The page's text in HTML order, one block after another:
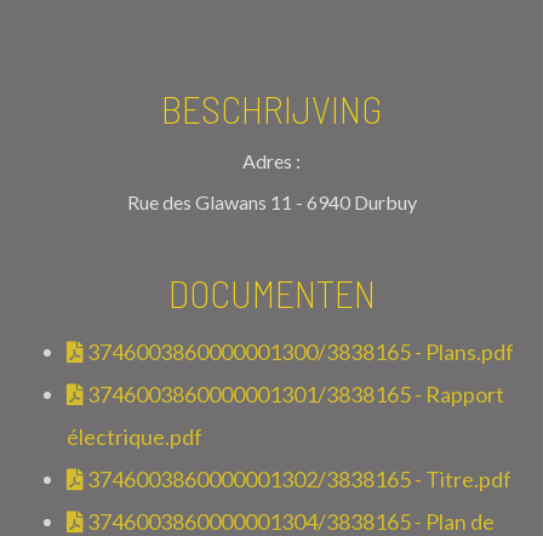
BESCHRIJVING
Adres :
Rue des Glawans 11 - 6940 Durbuy
DOCUMENTEN
3746003860000001300/3838165 - Plans.pdf
3746003860000001301/3838165 - Rapport
électrique.pdf
3746003860000001302/3838165 - Titre.pdf
3746003860000001304/3838165 - Plan de